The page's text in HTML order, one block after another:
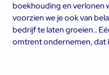
boekhouding en verlonen
voorzien we je ook van
bedrijf te laten groeien..
omtrent ondernemen, dat